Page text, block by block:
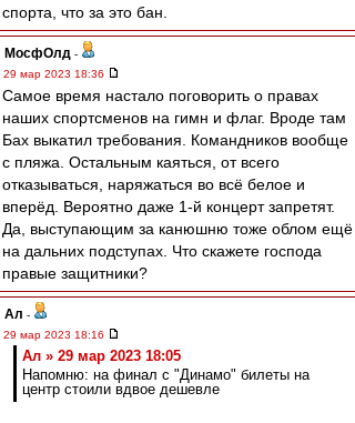
спорта, что за это бан.
МосфОлд -
29 мар 2023 18:36
Самое время настало поговорить о правах
наших спортсменов на гимн и флаг. Вроде там
Бах выкатил требования. Командников вообще
с пляжа. Остальным каяться, от всего
отказываться, наряжаться во всё белое и
вперёд. Вероятно даже 1-й концерт запретят.
Да, выступающим за канюшню тоже облом ещё
на дальних подступах. Что скажете господа
правые защитники?
Ал -
29 мар 2023 18:16
Ал » 29 мар 2023 18:05
Напомню: на финал с "Динамо" билеты на
центр стоили вдвое дешевле